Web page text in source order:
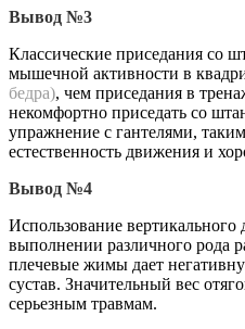
Вывод №3
Классические приседания со
мышечной активности в
бедра), чем приседания в
некомфортно приседать со
упражнение с гантелями,
естественность движения и
Вывод №4
Использование
выполнении различного рода
плечевые жимы дает
сустав. Значительный вес
серьезным травмам.